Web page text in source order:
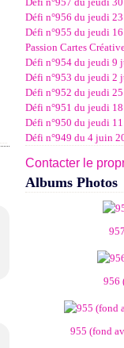
Janvier (4)
Février (8)
Janvier (6)
Mars(12)
Février (14)
Janvier (13)
Avril(19)
Mars(13)
Février (14)
Janvier(15)
Mai(11)
Avril(14)
Mars(16)
Février(14)
Janvier (18)
Juin(16)
Mai(19)
Avril(24)
Mars(16)
Février(15)
Janvier (19)
Juillet(17)
Juin(15)
Mai(19)
Avril(20)
Mars(8)
Février (17)
Janvier (15)
Défi n°956 du jeudi
Défi n°955 du jeudi
Passion Cartes
Défi n°954 du jeudi 9
Défi n°953 du jeudi 2
Défi n°952 du jeudi
Défi n°951 du jeudi
Défi n°950 du jeudi
Défi n°949 du 4 juin
Contacter le
Albums Photos
956
955 (fond